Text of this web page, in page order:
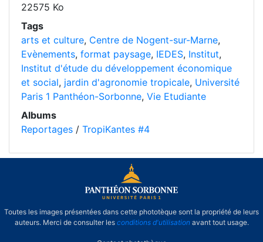
22575 Ko
Tags
arts et culture, Centre de Nogent-sur-Marne,
Evènements, format paysage, IEDES, Institut,
Institut d'étude du développement économique
et social, jardin d'agronomie tropicale, Université
Paris 1 Panthéon-Sorbonne, Vie Etudiante
Albums
Reportages / TropiKantes #4
Toutes les images présentées dans cette phototèque sont la propriété de leurs
auteurs. Merci de consulter les conditions d'utilisationavant tout usage.